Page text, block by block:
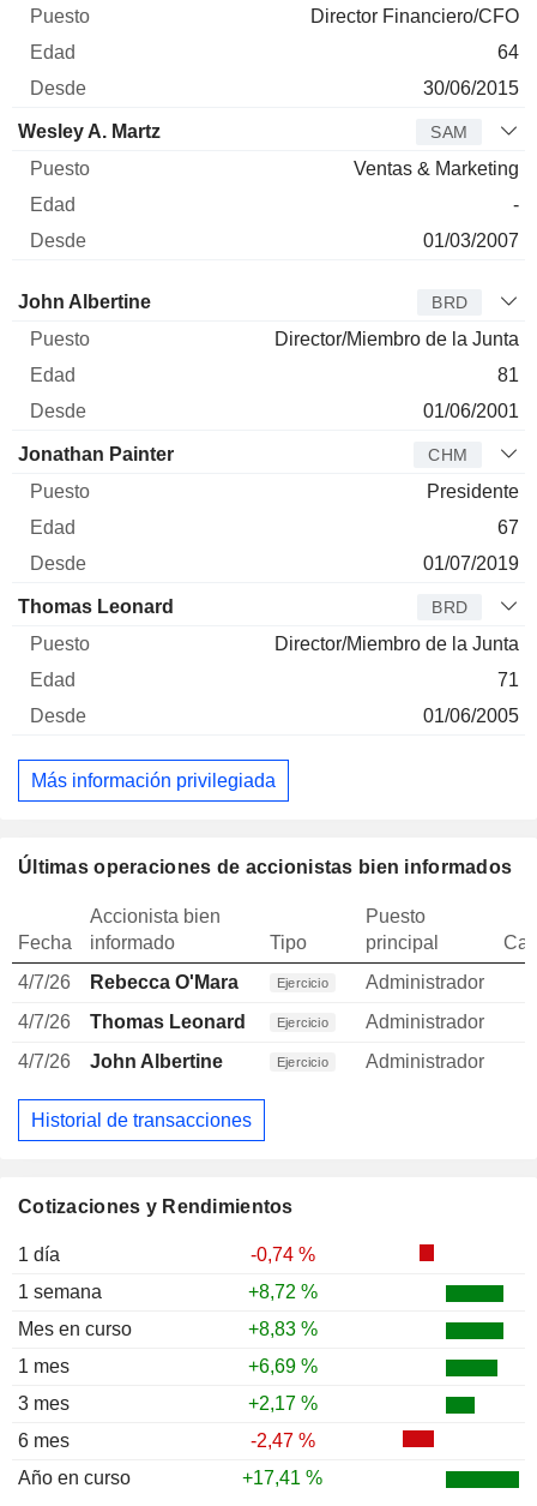
Cotizaciones y Rendimientos
1 día
-0,74 %
1 semana
+8,72 %
Mes en curso
+8,83 %
1 mes
+6,69 %
3 mes
+2,17 %
6 mes
-2,47 %
Año en curso
+17,41 %
Director Financiero/CFO
64
30/06/2015
Wesley A. Martz SAM
Ventas & Marketing
-
01/03/2007
Administrador Puesto
John Albertine BRD
Director/Miembro de la Junta
81
01/06/2001
Jonathan Painter CHM
Presidente
67
01/07/2019
Thomas Leonard BRD
Director/Miembro de la Junta
71
01/06/2005
Más información privilegiada
Últimas operaciones de accionistas bien informados
Fecha
Accionista bien
informado
Tipo
Puesto
principal
4/7/26
Rebecca O'Mara Ejercicio
Administrador
4/7/26
Thomas Leonard Ejercicio
Administrador
4/7/26
John Albertine Ejercicio Administrador
Historial de transacciones